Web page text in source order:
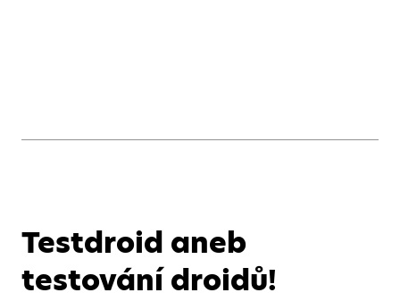
Testdroid aneb
testování droidů!